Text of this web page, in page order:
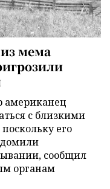
мема
американец
с близкими
его
сообщил
органам